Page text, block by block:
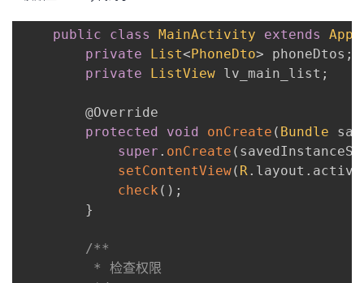
public class MainActivity extends
private
List<PhoneDto> phoneDtos ;
private
ListView lv_main_list ;
@Override
protected
void onCreate ( Bundle
super . onCreate (
setContentView( R . layout .
check ( ) ;
}
/**
         * 检查权限